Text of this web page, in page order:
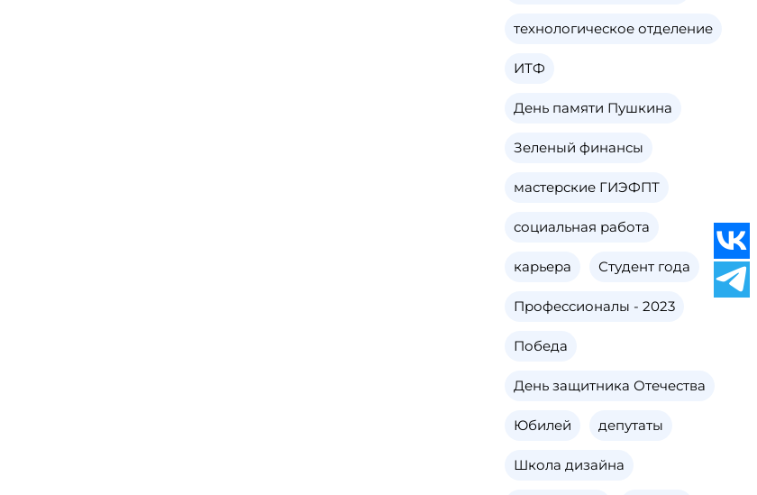
технологическое отделение
ИТФ
День памяти Пушкина
Зеленый финансы
мастерские ГИЭФПТ
социальная работа
карьера Студент года
Профессионалы - 2023
Победа
День защитника Отечества
Юбилей депутаты
Школа дизайна